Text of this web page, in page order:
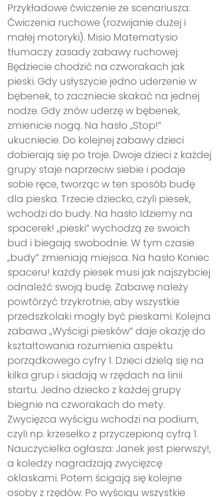
Przykładowe ćwiczenie ze scenariusza:
Ćwiczenia ruchowe (rozwijanie dużej i
małej motoryki). Misio Matematysio
tłumaczy zasady zabawy ruchowej:
Będziecie chodzić na czworakach jak
pieski. Gdy usłyszycie jedno uderzenie w
bębenek, to zaczniecie skakać na jednej
nodze. Gdy znów uderzę w bębenek,
zmienicie nogą. Na hasło „Stop!”
ukucniecie. Do kolejnej zabawy dzieci
dobierają się po troje. Dwoje dzieci z każdej
grupy staje naprzeciw siebie i podaje
sobie ręce, tworząc w ten sposób budę
dla pieska. Trzecie dziecko, czyli piesek,
wchodzi do budy. Na hasło Idziemy na
spacerek! „pieski” wychodzą ze swoich
bud i biegają swobodnie. W tym czasie
„budy” zmieniają miejsca. Na hasło Koniec
spaceru! każdy piesek musi jak najszybciej
odnaleźć swoją budę. Zabawę należy
powtórzyć trzykrotnie, aby wszystkie
przedszkolaki mogły być pieskami. Kolejna
zabawa „Wyścigi piesków” daje okazję do
kształtowania rozumienia aspektu
porządkowego cyfry 1. Dzieci dzielą się na
kilka grup i siadają w rzędach na linii
startu. Jedno dziecko z każdej grupy
biegnie na czworakach do mety.
Zwycięzca wyścigu wchodzi na podium,
czyli np. krzesełko z przyczepioną cyfrą 1.
Nauczycielka ogłasza: Janek jest pierwszy!,
a koledzy nagradzają zwycięzcę
oklaskami. Potem ścigają się kolejne
osoby z rzędów. Po wyścigu wszystkie